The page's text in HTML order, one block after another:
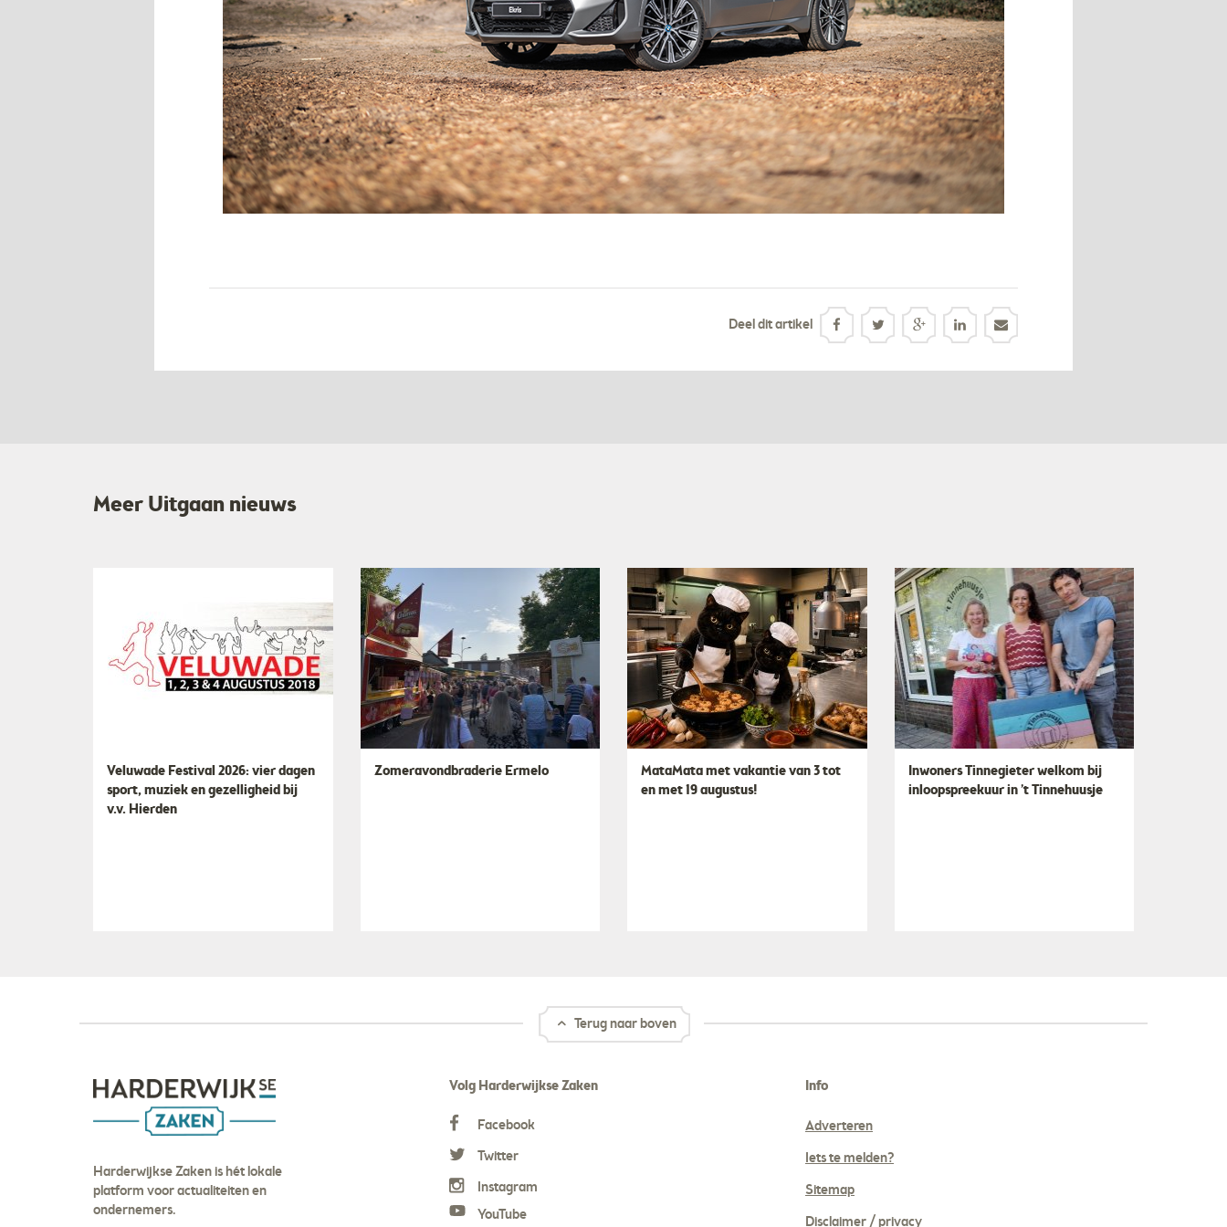
Deel dit artikel
Meer Uitgaan nieuws
Veluwade Festival 2026: vier dagen
sport, muziek en gezelligheid bij
v.v. Hierden
Zomeravondbraderie Ermelo
MataMata met vakantie van 3 tot
en met 19 augustus!
Inwoners Tinnegieter welkom bij
inloopspreekuur in ’t Tinnehuusje
Terug naar boven
Harderwijkse Zaken is hét lokale
platform voor actualiteiten en
ondernemers.
Volg Harderwijkse Zaken
Facebook
Twitter
Instagram
YouTube
Info
Adverteren
Iets te melden?
Sitemap
Disclaimer / privacy